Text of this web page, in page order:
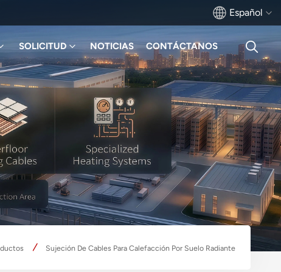
Español
English
français
Deutsch
русский
italiano
español
SOLICITUD NOTICIAS CONTÁCTANOS
Sujeción De Cables Para Calefacción Por Suelo Radiante